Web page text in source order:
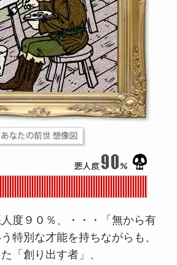
度９０％、・・・「無から有
特別な才能を持ちながらも、
「創り出す者」、